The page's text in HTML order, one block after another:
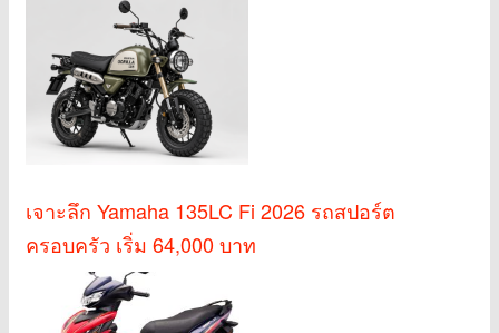
เจาะลึก Yamaha 135LC Fi 2026 รถสปอร์ต
ครอบครัว เริ่ม 64,000 บาท